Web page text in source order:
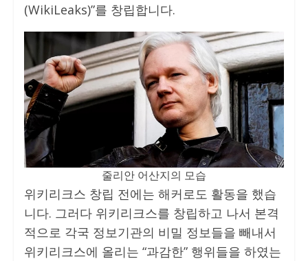
(WikiLeaks)”를 창립합니다.
줄리안 어산지의 모습
위키리크스 창립 전에는 해커로도 활동을 했습
니다. 그러다 위키리크스를 창립하고 나서 본격
적으로 각국 정보기관의 비밀 정보들을 빼내서
위키리크스에 올리는 “과감한” 행위들을 하였는